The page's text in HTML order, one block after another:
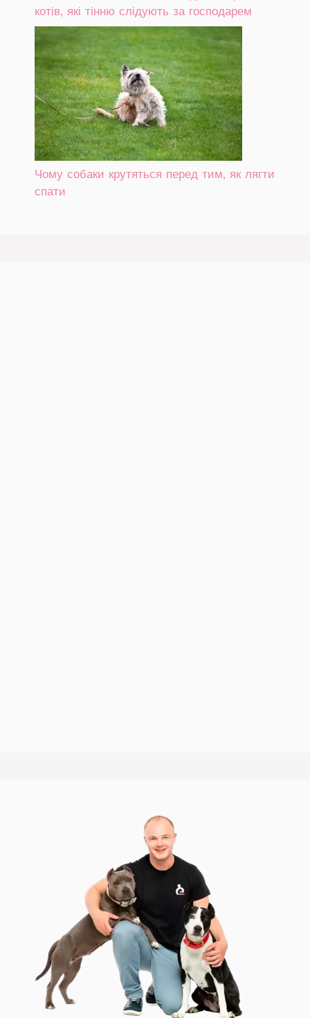
котів, які тінню слідують за господарем
Чому собаки крутяться перед тим, як лягти
спати